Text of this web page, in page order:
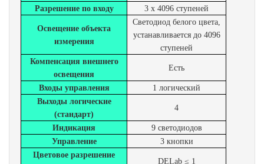
Разрешение по входу
3 x 4096 ступеней
Освещение объекта
измерения
Светодиод белого цвета,
устанавливается до 4096
ступеней
Компенсация внешнего
освещения
Есть
Входы управления
1 логический
Выходы логические
(стандарт)
4
Индикация
9 светодиодов
Управление
3 кнопки
Цветовое разрешение
DELab ≤ 1